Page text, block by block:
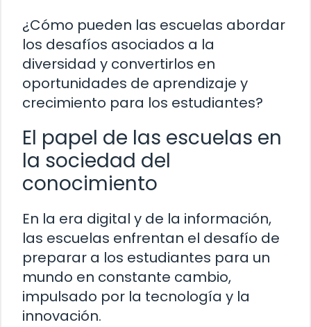
¿Cómo pueden las escuelas abordar
los desafíos asociados a la
diversidad y convertirlos en
oportunidades de aprendizaje y
crecimiento para los estudiantes?
El papel de las escuelas en
la sociedad del
conocimiento
En la era digital y de la información,
las escuelas enfrentan el desafío de
preparar a los estudiantes para un
mundo en constante cambio,
impulsado por la tecnología y la
innovación.